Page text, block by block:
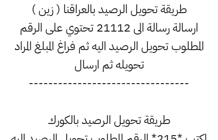
طريقة تحويل الرصيد بالعراقنا ( زين )
ارسالة رسالة الى 21112 تحتوي على الرقم
المطلوب تحويل الرصيد اليه ثم فراغ المبلغ المراد
تحويله ثم ارسال
---------------------------------
طريقة تحويل الرصيد بالكورك